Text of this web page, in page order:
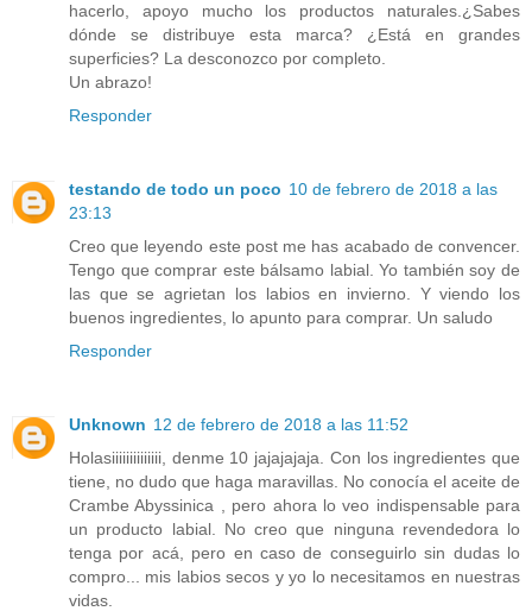
hacerlo, apoyo mucho los productos naturales.¿Sabes
dónde se distribuye esta marca? ¿Está en grandes
superficies? La desconozco por completo.
Un abrazo!
Responder
testando de todo un poco 10 de febrero de 2018 a las
23:13
Creo que leyendo este post me has acabado de convencer.
Tengo que comprar este bálsamo labial. Yo también soy de
las que se agrietan los labios en invierno. Y viendo los
buenos ingredientes, lo apunto para comprar. Un saludo
Responder
Unknown 12 de febrero de 2018 a las 11:52
Holasiiiiiiiiiiiiii, denme 10 jajajajaja. Con los ingredientes que
tiene, no dudo que haga maravillas. No conocía el aceite de
Crambe Abyssinica , pero ahora lo veo indispensable para
un producto labial. No creo que ninguna revendedora lo
tenga por acá, pero en caso de conseguirlo sin dudas lo
compro... mis labios secos y yo lo necesitamos en nuestras
vidas.